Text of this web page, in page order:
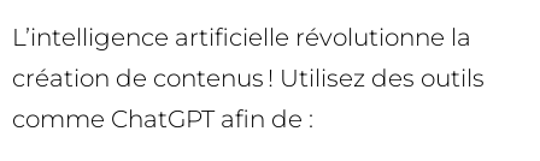
L’intelligence artificielle révolutionne la
création de contenus ! Utilisez des outils
comme ChatGPT afin de :